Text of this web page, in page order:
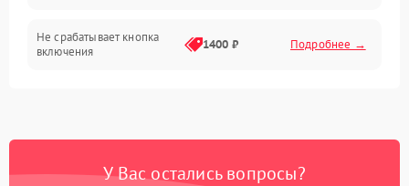
Не срабатывает кнопка
включения
1400 ₽ Подробнее →
Постоянные сбои в работе 1500 ₽ Подробнее →
У Вас остались вопросы?